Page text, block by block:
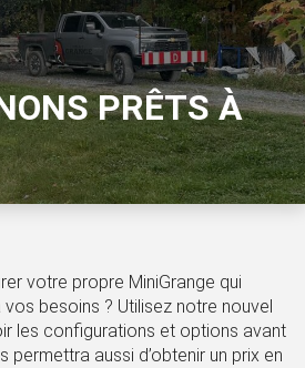
PRÊTS À
votre propre MiniGrange qui
besoins ? Utilisez notre nouvel
les configurations et options avant
permettra aussi d’obtenir un prix en